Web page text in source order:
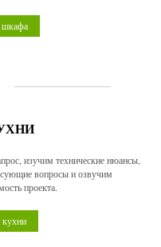
шкафа
изучим технические нюансы,
вопросы и озвучим
проекта.
кухни